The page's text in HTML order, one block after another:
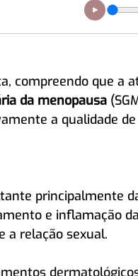
compreendo que a
da menopausa
a qualidade
principalmente
e inflamação
a relação sexual.